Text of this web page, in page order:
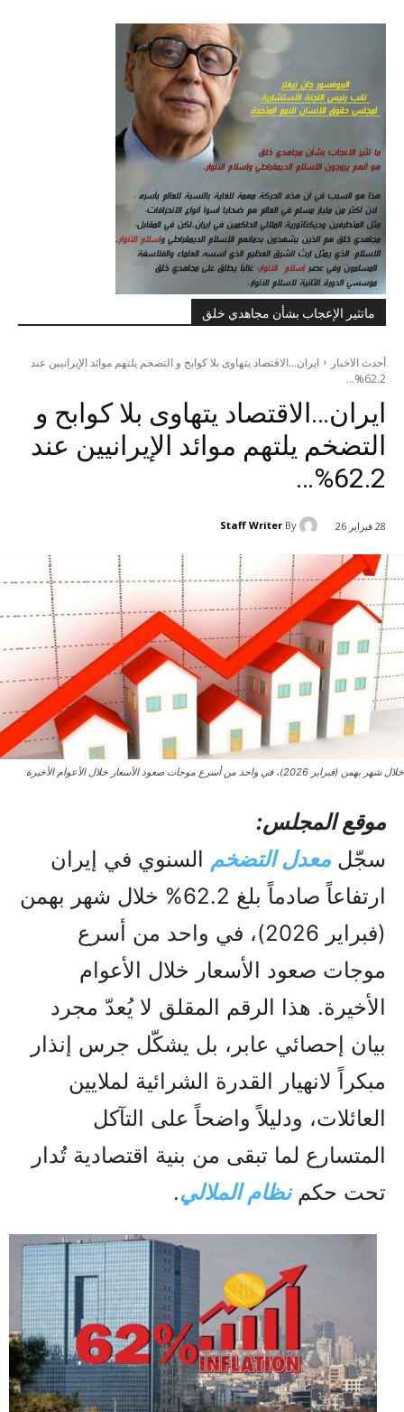
ماتثير الإعجاب بشأن مجاهدي خلق
أحدث الاخبار
ایران...الاقتصاد يتهاوى بلا كوابح و التضخم يلتهم موائد الإيرانيين عند
62.2%…
ایران…الاقتصاد يتهاوى بلا كوابح و
التضخم يلتهم موائد الإيرانيين عند
62.2%…
28 فبراير 26 By
Staff Writer
خلال شهر بهمن (فبراير 2026)، في واحد من أسرع موجات صعود الأسعار خلال الأعوام الأخيرة
موقع المجلس:
سجّل معدل التضخم السنوي في إيران
ارتفاعاً صادماً بلغ 62.2% خلال شهر بهمن
(فبراير 2026)، في واحد من أسرع
موجات صعود الأسعار خلال الأعوام
الأخيرة. هذا الرقم المقلق لا يُعدّ مجرد
بيان إحصائي عابر، بل يشكّل جرس إنذار
مبكراً لانهيار القدرة الشرائية لملايين
العائلات، ودليلاً واضحاً على التآكل
المتسارع لما تبقى من بنية اقتصادية تُدار
تحت حكمنظام الملالي.